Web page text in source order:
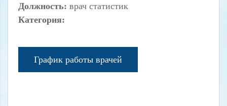
Должность: врач статистик
Категория:
График работы врачей